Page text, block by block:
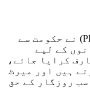
پاکستان ایکس سروس مین سوسائٹی (PES) نے حکومت سے
کے لیے
کرایا جائے،
ہیں اور میرٹ
روزگار کے حق